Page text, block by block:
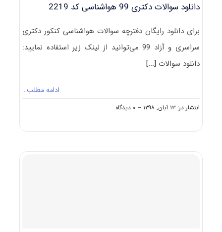
دانلود سوالات دکتری 99 هواشناسی کد 2219
برای دانلود رایگان دفترچه سوالات هواشناسی کنکور دکتری
سراسری و آزاد 99 می‌توانید از لینک زیر استفاده نمایید:
دانلود سوالات[...]
ادامه مطلب…
انتشار در: ۱۳ آبان, ۱۳۹۸ -- ۰ دیدگاه
on
دانلود
هواشناسی